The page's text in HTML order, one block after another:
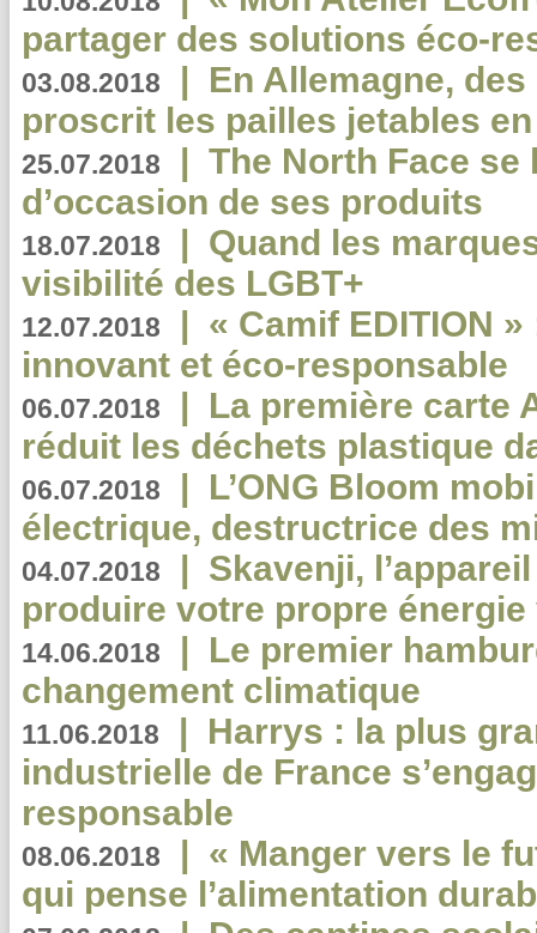
partager des solutions éco-
03.08.2018 | En Allemagne,
proscrit les pailles jetables
25.07.2018 | The North Face se
d’occasion de ses produits
18.07.2018 | Quand les
visibilité des LGBT+
12.07.2018 | « Camif EDITION
innovant et éco-responsable
06.07.2018 | La première carte
réduit les déchets plastique
06.07.2018 | L’ONG Bloom
électrique, destructrice des
04.07.2018 | Skavenji,
produire votre propre
14.06.2018 | Le premier
changement climatique
11.06.2018 | Harrys : la plus
industrielle de France
responsable
08.06.2018 | « Manger vers le
qui pense l’alimentation